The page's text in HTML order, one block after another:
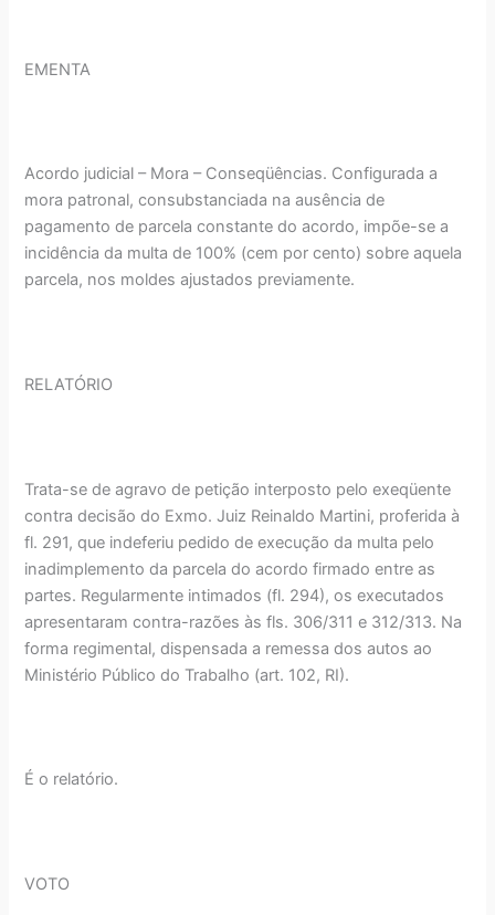
EMENTA
Acordo judicial – Mora – Conseqüências. Configurada a
mora patronal, consubstanciada na ausência de
pagamento de parcela constante do acordo, impõe-se a
incidência da multa de 100% (cem por cento) sobre aquela
parcela, nos moldes ajustados previamente.
RELATÓRIO
Trata-se de agravo de petição interposto pelo exeqüente
contra decisão do Exmo. Juiz Reinaldo Martini, proferida à
fl. 291, que indeferiu pedido de execução da multa pelo
inadimplemento da parcela do acordo firmado entre as
partes. Regularmente intimados (fl. 294), os executados
apresentaram contra-razões às fls. 306/311 e 312/313. Na
forma regimental, dispensada a remessa dos autos ao
Ministério Público do Trabalho (art. 102, RI).
É o relatório.
VOTO